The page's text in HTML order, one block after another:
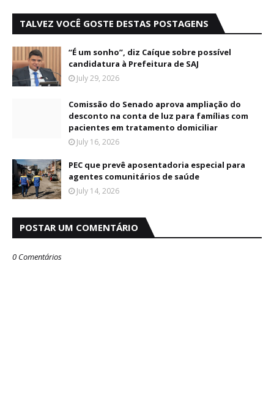
TALVEZ VOCÊ GOSTE DESTAS POSTAGENS
“É um sonho”, diz Caíque sobre possível
candidatura à Prefeitura de SAJ
July 29, 2026
Comissão do Senado aprova ampliação do
desconto na conta de luz para famílias com
pacientes em tratamento domiciliar
July 16, 2026
PEC que prevê aposentadoria especial para
agentes comunitários de saúde
July 14, 2026
POSTAR UM COMENTÁRIO
0 Comentários